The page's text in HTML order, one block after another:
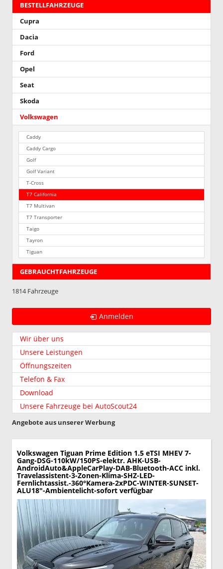
BESTELLFAHRZEUGE
Cupra
Dacia
Ford
Opel
Seat
Skoda
Volkswagen
Caddy
Caddy Cargo
Golf
Golf Variant
T-Cross
T7 California
T7 Multivan
T7 Transporter
Taigo
Tayron
Tiguan
GEBRAUCHTFAHRZEUGE
1814 Fahrzeuge
Anmelden
Wir über uns
Unsere Leistungen
Öffnungszeiten
Telefon & Fax
Download
Unsere Fahrzeuge bei AutoScout24
Angebote aus unserer Werbung
Volkswagen Tiguan Prime Edition 1.5 eTSI MHEV 7-
Gang-DSG-110kW/150PS-elektr. AHK-USB-
AndroidAuto&AppleCarPlay-DAB-Bluetooth-ACC inkl.
Travelassistent-3-Zonen-Klima-SHZ-LED-
Fernlichtassist.-360°Kamera-2xPDC-WINTER-SUNSET-
ALU18"-Ambientelicht-sofort verfügbar